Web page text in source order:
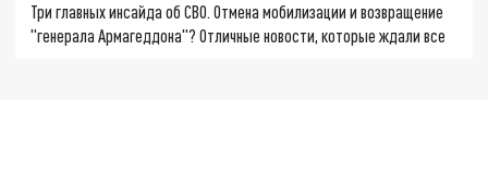
Три главных инсайда об СВО. Отмена мобилизации и возвращение
"генерала Армагеддона"? Отличные новости, которые ждали все